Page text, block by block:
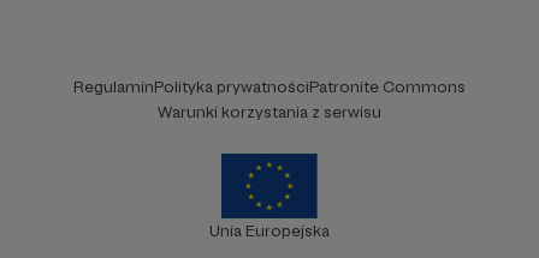
RegulaminPolityka prywatnościPatronite Commons
Warunki korzystania z serwisu
Unia Europejska